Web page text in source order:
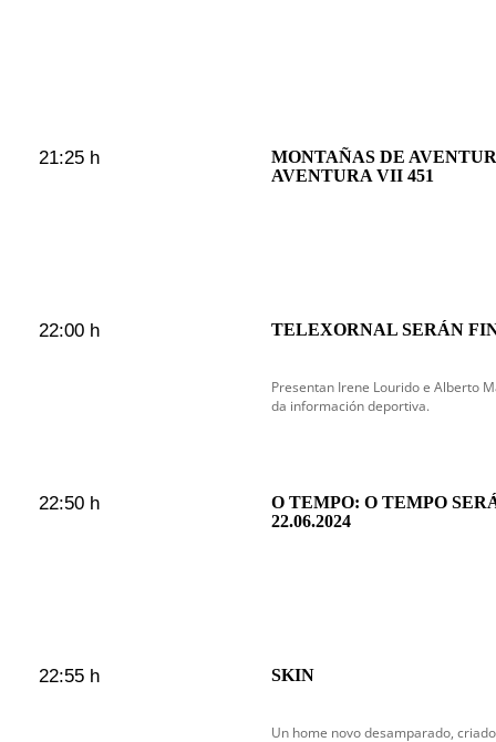
21:25 h
MONTAÑAS DE
AVENTURA VII 451
22:00 h TELEXORNAL SERÁN
Presentan Irene Lourido e Alberto
da información deportiva.
22:50 h
O TEMPO: O TEMPO
22.06.2024
22:55 h SKIN
Un home novo desamparado,